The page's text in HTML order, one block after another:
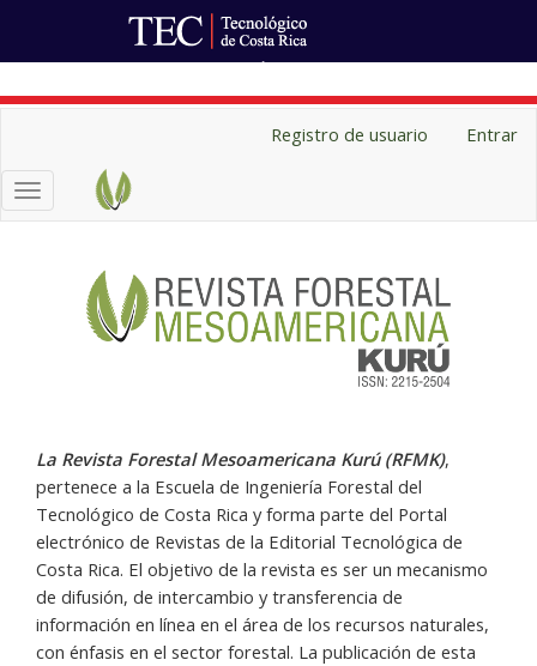
Contenido
principal
Registro de usuario Entrar
Toggle
navigation
La Revista Forestal Mesoamericana Kurú (RFMK),
pertenece a la Escuela de Ingeniería Forestal del
Tecnológico de Costa Rica y forma parte del Portal
electrónico de Revistas de la Editorial Tecnológica de
Costa Rica. El objetivo de la revista es ser un mecanismo
de difusión, de intercambio y transferencia de
información en línea en el área de los recursos naturales,
con énfasis en el sector forestal. La publicación de esta